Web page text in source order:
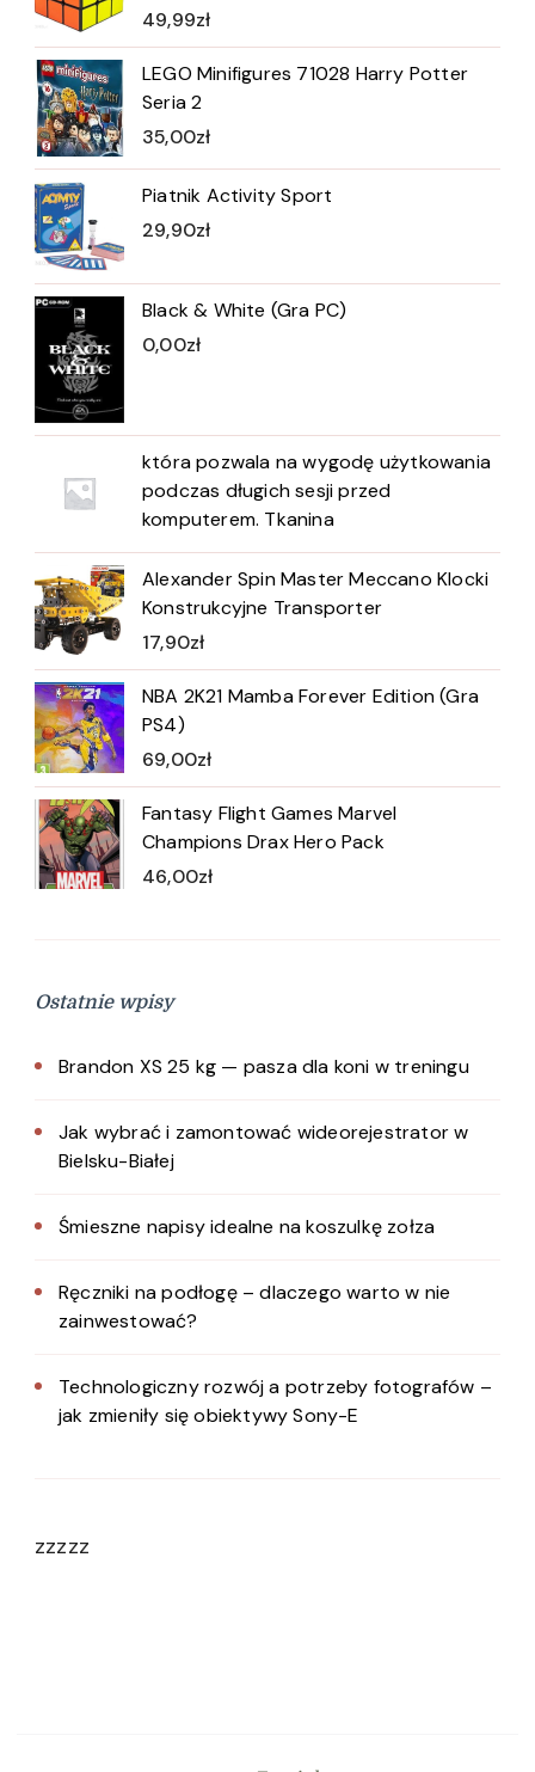
49,99zł
LEGO Minifigures 71028 Harry Potter
Seria 2
35,00zł
Piatnik Activity Sport
29,90zł
Black & White (Gra PC)
0,00zł
która pozwala na wygodę użytkowania
podczas długich sesji przed
komputerem. Tkanina
Alexander Spin Master Meccano Klocki
Konstrukcyjne Transporter
17,90zł
NBA 2K21 Mamba Forever Edition (Gra
PS4)
69,00zł
Fantasy Flight Games Marvel
Champions Drax Hero Pack
46,00zł
Ostatnie wpisy
Brandon XS 25 kg — pasza dla koni w treningu
Jak wybrać i zamontować wideorejestrator w
Bielsku-Białej
Śmieszne napisy idealne na koszulkę zołza
Ręczniki na podłogę – dlaczego warto w nie
zainwestować?
Technologiczny rozwój a potrzeby fotografów –
jak zmieniły się obiektywy Sony-E
zzzzz